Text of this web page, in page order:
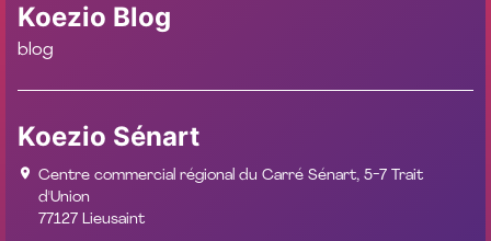
Koezio Blog
blog
Koezio Sénart
Centre commercial régional du Carré Sénart, 5-7 Trait
d'Union
77127 Lieusaint